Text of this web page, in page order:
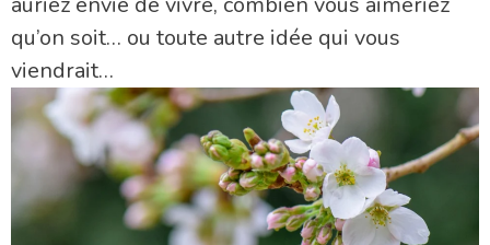
qu’on soit… ou toute autre idée qui vous
viendrait…